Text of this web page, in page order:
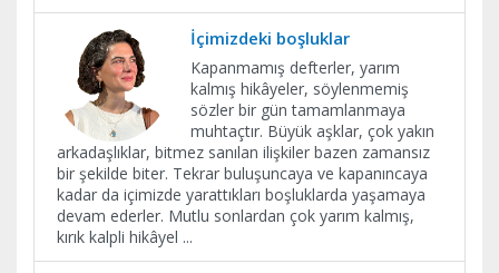
İçimizdeki boşluklar
Kapanmamış defterler, yarım
kalmış hikâyeler, söylenmemiş
sözler bir gün tamamlanmaya
muhtaçtır. Büyük aşklar, çok yakın
arkadaşlıklar, bitmez sanılan ilişkiler bazen zamansız
bir şekilde biter. Tekrar buluşuncaya ve kapanıncaya
kadar da içimizde yarattıkları boşluklarda yaşamaya
devam ederler. Mutlu sonlardan çok yarım kalmış,
kırık kalpli hikâyel ...